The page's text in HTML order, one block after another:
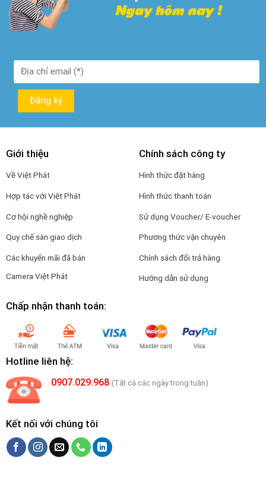
Giới thiệu
Về Việt Phát
Hợp tác với Việt Phát
Cơ hội nghề nghiệp
Quy chế sàn giao dịch
Các khuyến mãi đã bán
Camera Việt Phát
Chính sách công ty
Hình thức đặt hàng
Hình thức thanh toán
Sử dụng Voucher/ E-voucher
Phương thức vận chuyên
Chính sách đổi trả hàng
Hướng dẫn sử dụng
Chấp nhận thanh toán:
Hotline liên hệ:
0907.029.968 (Tất cả các ngày trong tuần)
Kết nối với chúng tôi